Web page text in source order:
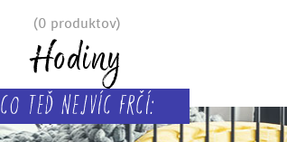
(0 produktov)
Hodiny
Co TEĎ NEJVÍC FRČÍ: